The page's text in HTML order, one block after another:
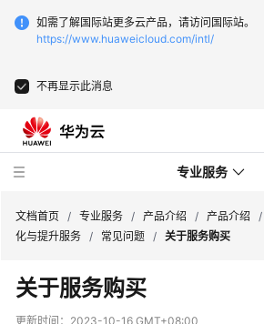
如需了解国际站更多云产品，请访问国际站。
https://www.huaweicloud.com/intl/
不再显示此消息
专业服务
服
务
公
文档首页 / 专业服务 / 产品介绍 / 产品介绍 /
化与提升服务 / 常见问题 / 关于服务购买
关于服务购买
更新时间： 2023-10-16 GMT+08:00